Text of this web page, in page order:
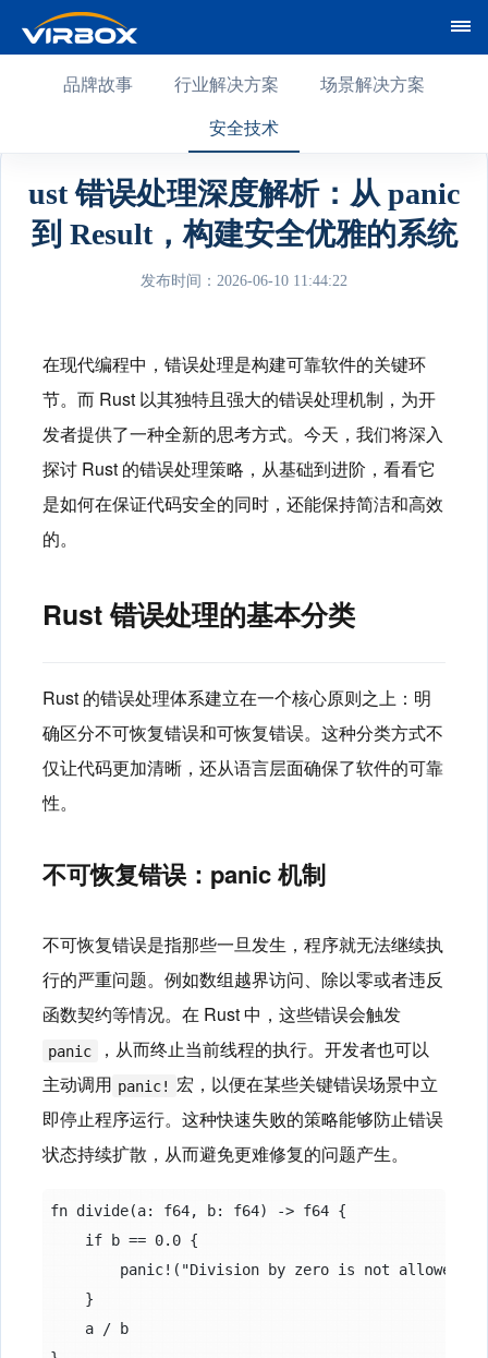
品牌故事 行业解决方案 场景解决方案
安全技术
ust 错误处理深度解析：从 panic
到 Result，构建安全优雅的系统
发布时间：2026-06-10 11:44:22
在现代编程中，错误处理是构建可靠软件的关键环
节。而 Rust 以其独特且强大的错误处理机制，为开
发者提供了一种全新的思考方式。今天，我们将深入
探讨 Rust 的错误处理策略，从基础到进阶，看看它
是如何在保证代码安全的同时，还能保持简洁和高效
的。
Rust 错误处理的基本分类
Rust 的错误处理体系建立在一个核心原则之上：明
确区分不可恢复错误和可恢复错误。这种分类方式不
仅让代码更加清晰，还从语言层面确保了软件的可靠
性。
不可恢复错误：panic 机制
不可恢复错误是指那些一旦发生，程序就无法继续执
行的严重问题。例如数组越界访问、除以零或者违反
函数契约等情况。在 Rust 中，这些错误会触发
panic
，从而终止当前线程的执行。开发者也可以
主动调用 panic! 宏，以便在某些关键错误场景中立
即停止程序运行。这种快速失败的策略能够防止错误
状态持续扩散，从而避免更难修复的问题产生。
fn divide(a: f64, b: f64) -> f64 {
    if b == 0.0 {
        panic!("Division by zero is not allowed");
    }
    a / b